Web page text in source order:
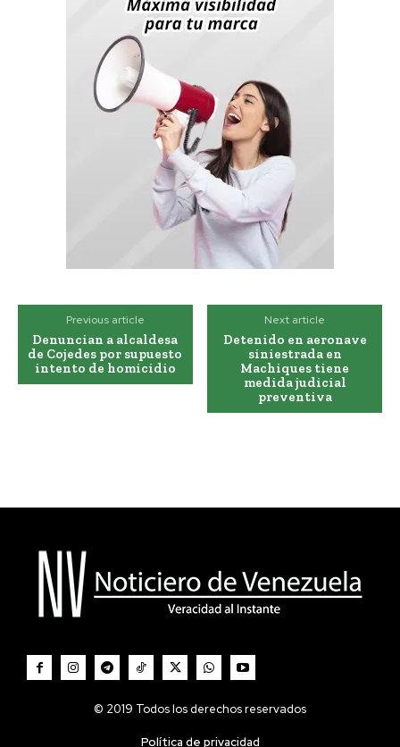
Previous article
Denuncian a alcaldesa
de Cojedes por supuesto
intento de homicidio
Next article
Detenido en aeronave
siniestrada en
Machiques tiene
medida judicial
preventiva
© 2019 Todos los derechos reservados
Política de privacidad